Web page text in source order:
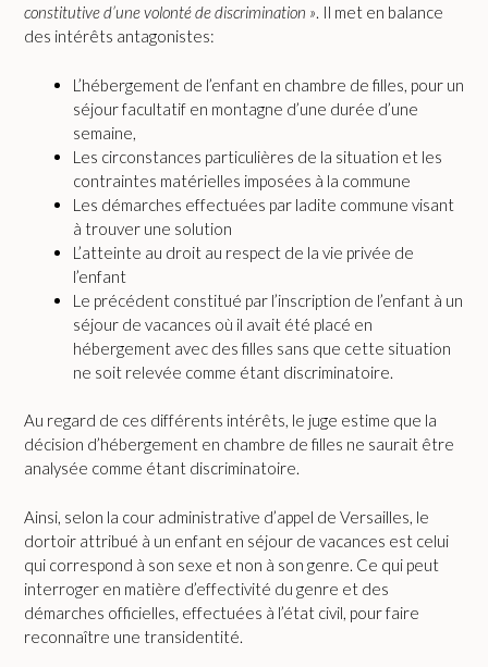
constitutive d’une volonté de discrimination ». Il met en balance
des intérêts antagonistes:
L’hébergement de l’enfant en chambre de filles, pour un
séjour facultatif en montagne d’une durée d’une
semaine,
Les circonstances particulières de la situation et les
contraintes matérielles imposées à la commune
Les démarches effectuées par ladite commune visant
à trouver une solution
L’atteinte au droit au respect de la vie privée de
l’enfant
Le précédent constitué par l’inscription de l’enfant à un
séjour de vacances où il avait été placé en
hébergement avec des filles sans que cette situation
ne soit relevée comme étant discriminatoire.
Au regard de ces différents intérêts, le juge estime que la
décision d’hébergement en chambre de filles ne saurait être
analysée comme étant discriminatoire.
Ainsi, selon la cour administrative d’appel de Versailles, le
dortoir attribué à un enfant en séjour de vacances est celui
qui correspond à son sexe et non à son genre. Ce qui peut
interroger en matière d’effectivité du genre et des
démarches officielles, effectuées à l’état civil, pour faire
reconnaître une transidentité.